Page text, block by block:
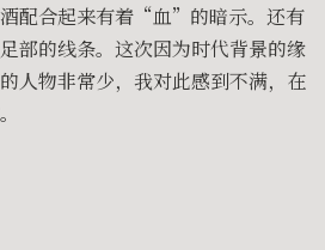
配合起来有着“血”的暗示。还有
部的线条。这次因为时代背景的缘
人物非常少，我对此感到不满，在